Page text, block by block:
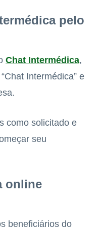
pelo
Chat Intermédica,
Intermédica” e
como solicitado e
seu
online
beneficiários do